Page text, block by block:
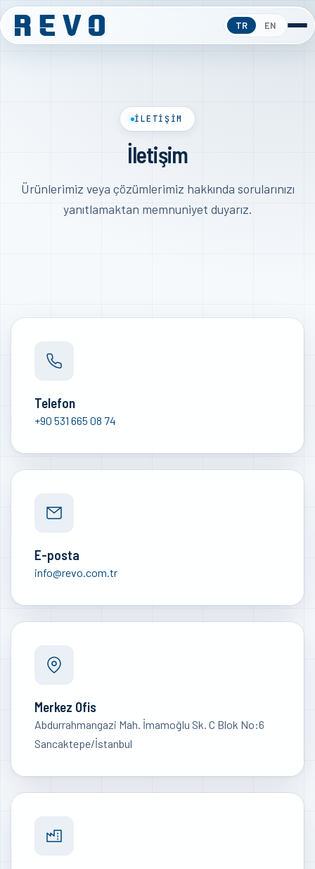
TR EN
İLETİŞİM
İletişim
Ürünlerimiz veya çözümlerimiz hakkında sorularınızı
yanıtlamaktan memnuniyet duyarız.
Telefon
+90 531 665 08 74
E-posta
info@revo.com.tr
Merkez Ofis
Abdurrahmangazi Mah. İmamoğlu Sk. C Blok No:6
Sancaktepe/İstanbul